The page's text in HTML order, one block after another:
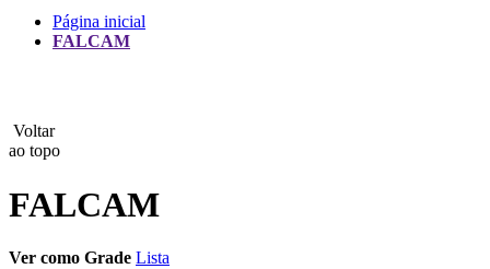
MAMEN
Página inicial
FALCAM
Voltar
ao topo
FALCAM
Ver como Grade Lista